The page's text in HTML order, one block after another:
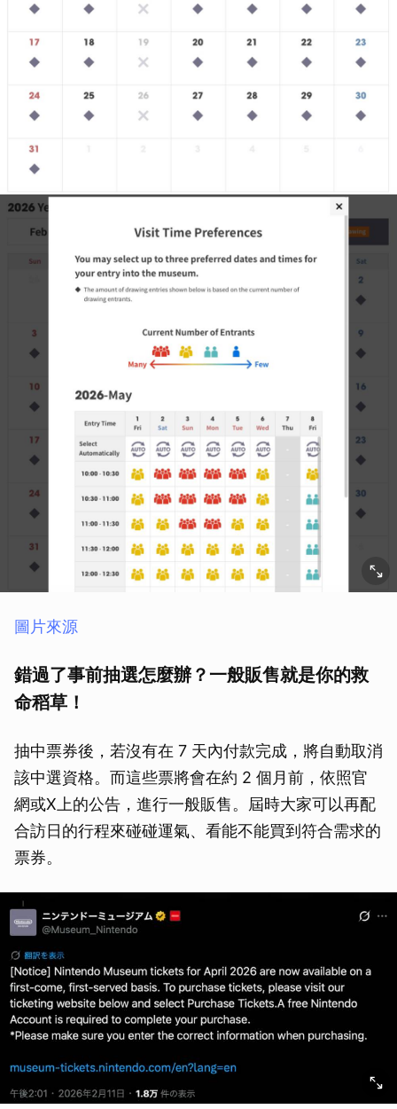
圖片來源
錯過了事前抽選怎麼辦？一般販售就是你的救
命稻草！
抽中票券後，若沒有在 7 天內付款完成，將自動取消
該中選資格。而這些票將會在約 2 個月前，依照官
網或X上的公告，進行一般販售。屆時大家可以再配
合訪日的行程來碰碰運氣、看能不能買到符合需求的
票券。